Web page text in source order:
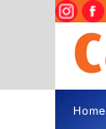
Home